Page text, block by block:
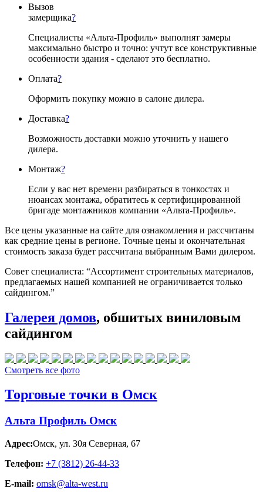
Вызов
замерщика?
Специалисты «Альта-Профиль» выполнят замеры
максимально быстро и точно: учтут все конструктивные
особенности здания - сделают это бесплатно.
Оплата?
Оформить покупку можно в салоне дилера.
Доставка?
Возможность доставки можно уточнить у нашего
дилера.
Монтаж?
Если у вас нет времени разбираться в тонкостях и
нюансах монтажа, обратитесь к сертифицированной
бригаде монтажников компании «Альта-Профиль».
Все цены указанные на сайте для ознакомления и рассчитаны
как средние цены в регионе. Точные цены и окончательная
стоимость заказа будет рассчитана выбранным Вами дилером.
Совет специалиста: “Ассортимент строительных материалов,
предлагаемых нашей компанией не ограничивается только
сайдингом.”
Галерея домов, обшитых виниловым
сайдингом
Смотреть все фото
Торговые точки в Омск
Альта Профиль Омск
Адрес:Омск, ул. 30я Северная, 67
Телефон: +7 (3812) 26‑44-33
E-mail: omsk@alta-west.ru